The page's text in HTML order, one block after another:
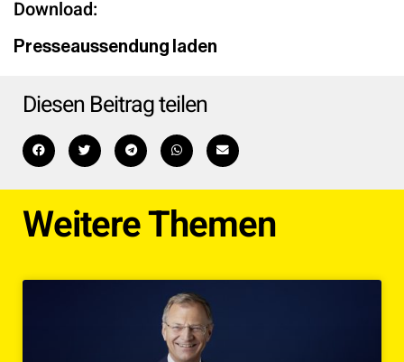
Download:
Presseaussendung laden
Diesen Beitrag teilen
Weitere Themen